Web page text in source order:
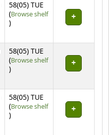
58(05) TUE
(Browse shelf
(Opens below)
)
58(05) TUE
(Browse shelf
(Opens below)
)
58(05) TUE
(Browse shelf
(Opens below)
)